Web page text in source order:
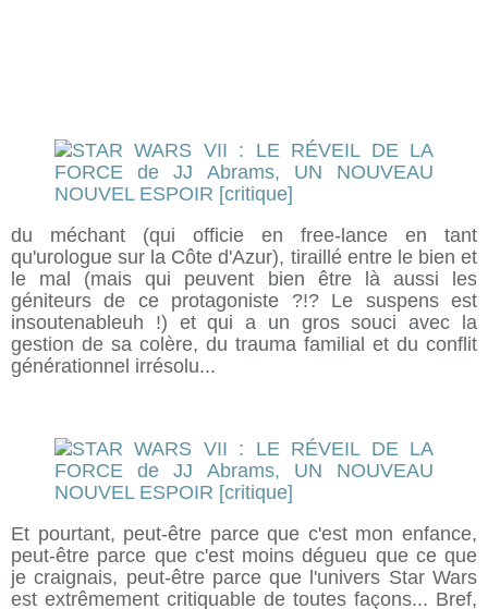
du méchant (qui officie en free-lance en tant
qu'urologue sur la Côte d'Azur), tiraillé entre le bien et
le mal (mais qui peuvent bien être là aussi les
géniteurs de ce protagoniste ?!? Le suspens est
insoutenableuh !) et qui a un gros souci avec la
gestion de sa colère, du trauma familial et du conflit
générationnel irrésolu...
Et pourtant, peut-être parce que c'est mon enfance,
peut-être parce que c'est moins dégueu que ce que
je craignais, peut-être parce que l'univers Star Wars
est extrêmement critiquable de toutes façons... Bref,